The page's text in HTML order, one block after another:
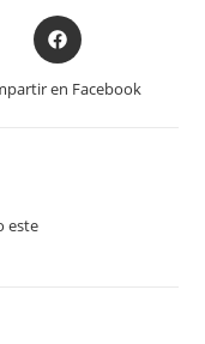
Opens
in
new
en Facebook
este